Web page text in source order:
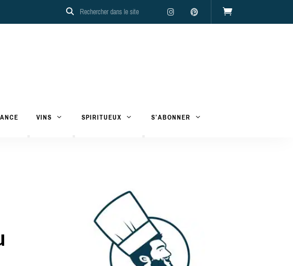
VINS SPIRITUEUX S’ABONNER